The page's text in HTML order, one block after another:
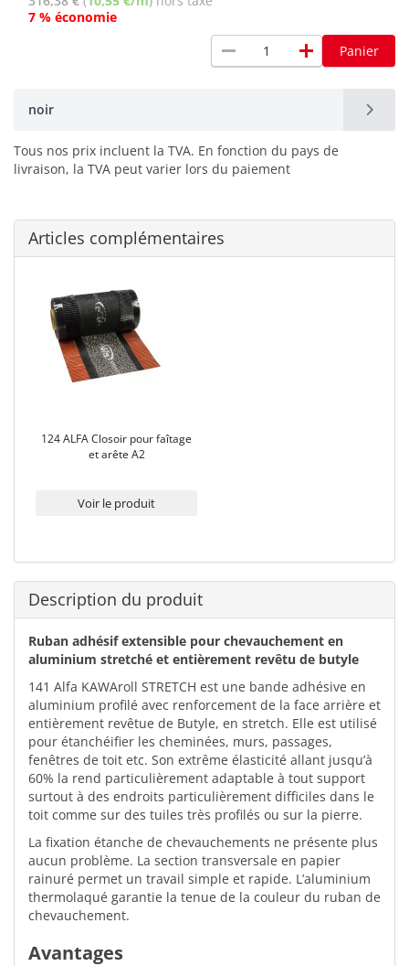
7 % économie
remove add Panier
noir
Tous nos prix incluent la TVA. En fonction du pays de
livraison, la TVA peut varier lors du paiement
Articles complémentaires
124 ALFA Closoir pour faîtage
et arête A2
Voir le produit
Description du produit
Ruban adhésif extensible pour chevauchement en
aluminium stretché et entièrement revêtu de butyle
141 Alfa KAWAroll STRETCH est une bande adhésive en
aluminium profilé avec renforcement de la face arrière et
entièrement revêtue de Butyle, en stretch. Elle est utilisé
pour étanchéifier les cheminées, murs, passages,
fenêtres de toit etc. Son extrême élasticité allant jusqu’à
60% la rend particulièrement adaptable à tout support
surtout à des endroits particulièrement difficiles dans le
toit comme sur des tuiles très profilés ou sur la pierre.
La fixation étanche de chevauchements ne présente plus
aucun problème. La section transversale en papier
rainuré permet un travail simple et rapide. L’aluminium
thermolaqué garantie la tenue de la couleur du ruban de
chevauchement.
Avantages